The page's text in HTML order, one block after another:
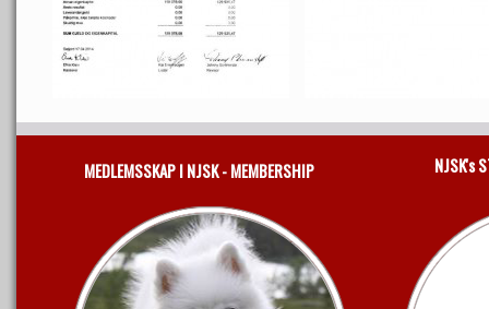
MEDLEMSSKAP I NJSK - MEMBERSHIP NJSK's